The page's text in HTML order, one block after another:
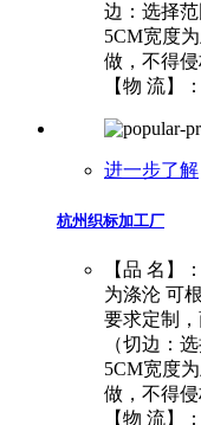
边：选择
5CM宽度
做，不得
【物 流】
进一步了解
杭州织标加工厂
【品 名】
为涤沦 可
要求定制
（切边：
5CM宽度
做，不得
【物 流】